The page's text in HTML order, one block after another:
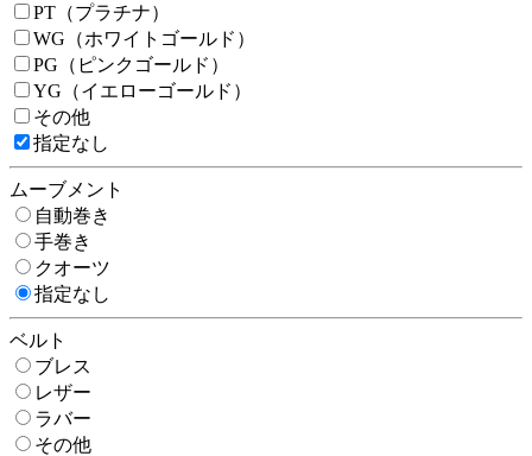
PT（プラチナ）
WG（ホワイトゴールド）
PG（ピンクゴールド）
YG（イエローゴールド）
その他
指定なし
ムーブメント
自動巻き
手巻き
クオーツ
指定なし
ベルト
ブレス
レザー
ラバー
その他